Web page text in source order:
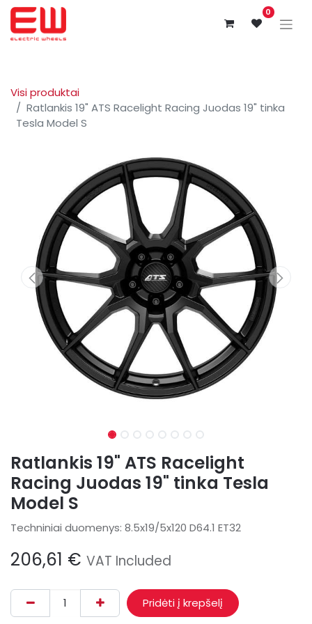
0
Visi produktai
Ratlankis 19" ATS Racelight Racing Juodas 19" tinka
Tesla Model S
Ratlankis 19" ATS Racelight
Racing Juodas 19" tinka Tesla
Model S
Techniniai duomenys: 8.5x19/5x120 D64.1 ET32
206,61 € VAT Included
Pridėti į krepšelį